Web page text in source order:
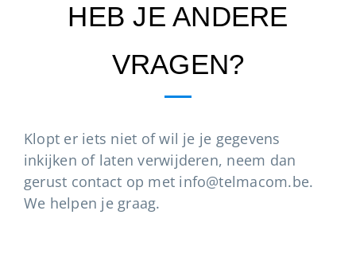
HEB JE ANDERE
VRAGEN?
Klopt er iets niet of wil je je gegevens
inkijken of laten verwijderen, neem dan
gerust contact op met info@telmacom.be.
We helpen je graag.